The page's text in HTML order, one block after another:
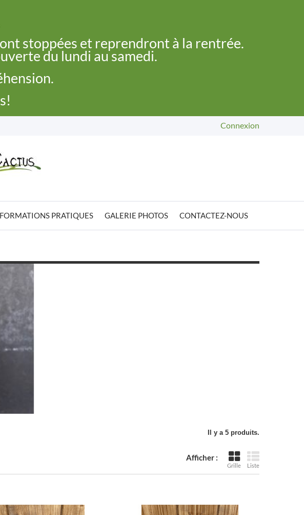
stoppées et reprendront à la rentrée.
du lundi au samedi.
Connexion
PRATIQUES GALERIE PHOTOS CONTACTEZ-NOUS
Il y a 5 produits.
Afficher :
Grille Liste